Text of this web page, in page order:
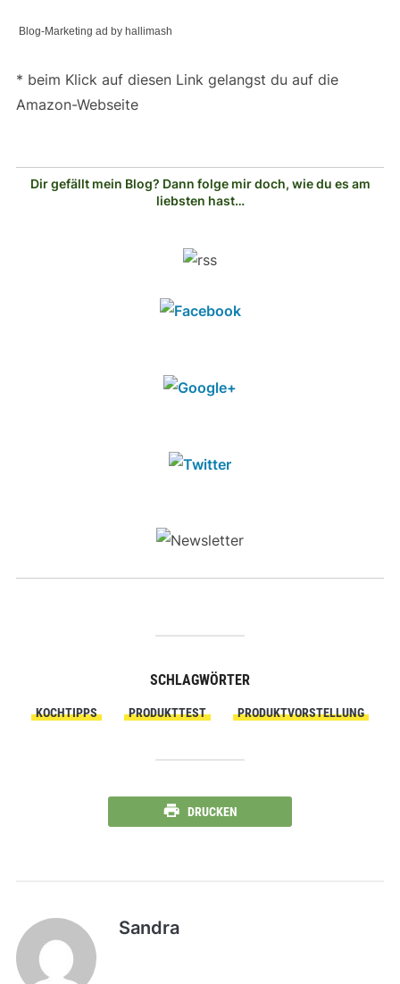
Blog-Marketing ad by hallimash
* beim Klick auf diesen Link gelangst du auf die
Amazon-Webseite
Dir gefällt mein Blog? Dann folge mir doch, wie du es am
liebsten hast…
SCHLAGWÖRTER
KOCHTIPPS PRODUKTTEST PRODUKTVORSTELLUNG
DRUCKEN
Sandra